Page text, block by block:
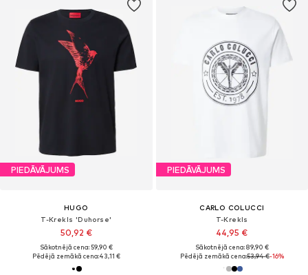
PIEDĀVĀJUMS
HUGO
T-Krekls 'Duhorse'
50,92 €
Sākotnējā cena: 59,90 €
Pēdējā zemākā cena:43,11 €
PIEDĀVĀJUMS
CARLO COLUCCI
T-Krekls
44,95 €
Sākotnējā cena: 89,90 €
Pēdējā zemākā cena:53,94 €-16%